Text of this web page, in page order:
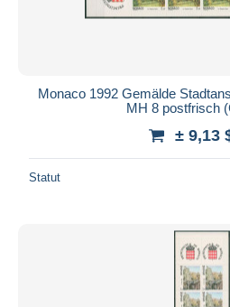
Monaco 1992 Gemälde
MH 8 postfrisch
± 9,13
Statut